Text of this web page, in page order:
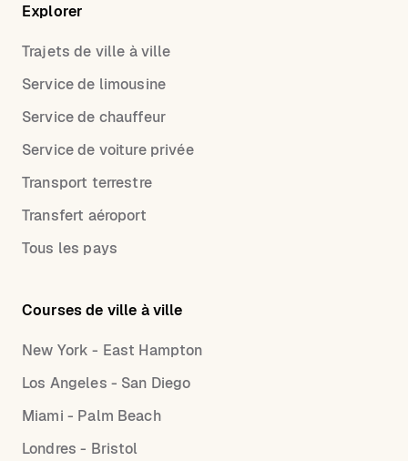
Explorer
Trajets de ville à ville
Service de limousine
Service de chauffeur
Service de voiture privée
Transport terrestre
Transfert aéroport
Tous les pays
Courses de ville à ville
New York - East Hampton
Los Angeles - San Diego
Miami - Palm Beach
Londres - Bristol